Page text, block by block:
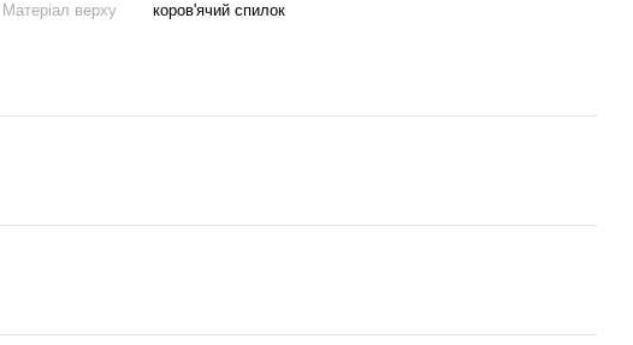
Матеріал верху
коров'ячий спилок